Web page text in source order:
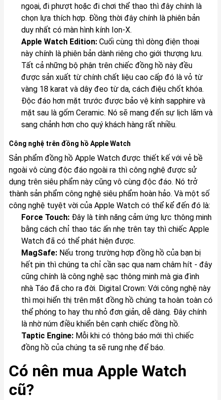
ngoại, đi phượt hoặc đi chơi thể thao thì đây chính là
chọn lựa thích hợp. Đồng thời đây chính là phiên bản
duy nhất có màn hình kính Ion-X.
Apple Watch Edition:Cuối cùng thì dòng điện thoại
này chính là phiên bản dành riêng cho giới thượng lưu.
Tất cả những bộ phận trên chiếc đồng hồ này đều
được sản xuất từ chính chất liệu cao cấp đó là vỏ từ
vàng 18 karat và dây đeo từ da, cách điệu chốt khóa.
Độc đáo hơn mặt trước được bảo vệ kính sapphire và
mặt sau là gốm Ceramic. Nó sẽ mang đến sự lịch lãm và
sang chảnh hơn cho quý khách hàng rất nhiều.
Công nghệ trên đồng hồ Apple Watch
Sản phẩm đồng hồ Apple Watch được thiết kế với vẻ bề
ngoài vô cùng độc đáo ngoài ra thì công nghệ được sử
dụng trên siêu phẩm này cũng vô cùng độc đáo. Nó trở
thành sản phẩm công nghệ siêu phẩm hoàn hảo. Và một số
công nghệ tuyệt vời của Apple Watch có thể kể đến đó là:
Force Touch:Đây là tính năng cảm ứng lực thông minh
bằng cách chỉ thao tác ấn nhẹ trên tay thì chiếc Apple
Watch đã có thể phát hiện được.
MagSafe:Nếu trong trường hợp đồng hồ của bạn bị
hết pin thì chúng ta chỉ cần sạc qua nam châm hít - đây
cũng chính là công nghệ sạc thông minh mà gia đình
nhà Táo đã cho ra đời. Digital Crown: Với công nghệ này
thì mọi hiển thị trên mặt đồng hồ chúng ta hoàn toàn có
thể phóng to hay thu nhỏ đơn giản, dễ dàng. Đây chính
là nhờ núm điều khiển bên cạnh chiếc đồng hồ.
Taptic Engine:Mỗi khi có thông báo mới thì chiếc
đồng hồ của chúng ta sẽ rung nhẹ để báo.
Có nên mua Apple Watch
cũ?